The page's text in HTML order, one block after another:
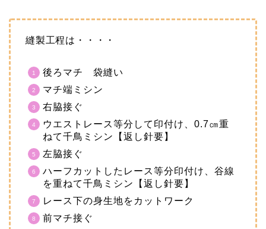
縫製工程は・・・・
後ろマチ 袋縫い
マチ端ミシン
右脇接ぐ
ウエストレース等分して印付け、0.7㎝重
ねて千鳥ミシン【返し針要】
左脇接ぐ
ハーフカットしたレース等分印付け、谷線
を重ねて千鳥ミシン【返し針要】
レース下の身生地をカットワーク
前マチ接ぐ